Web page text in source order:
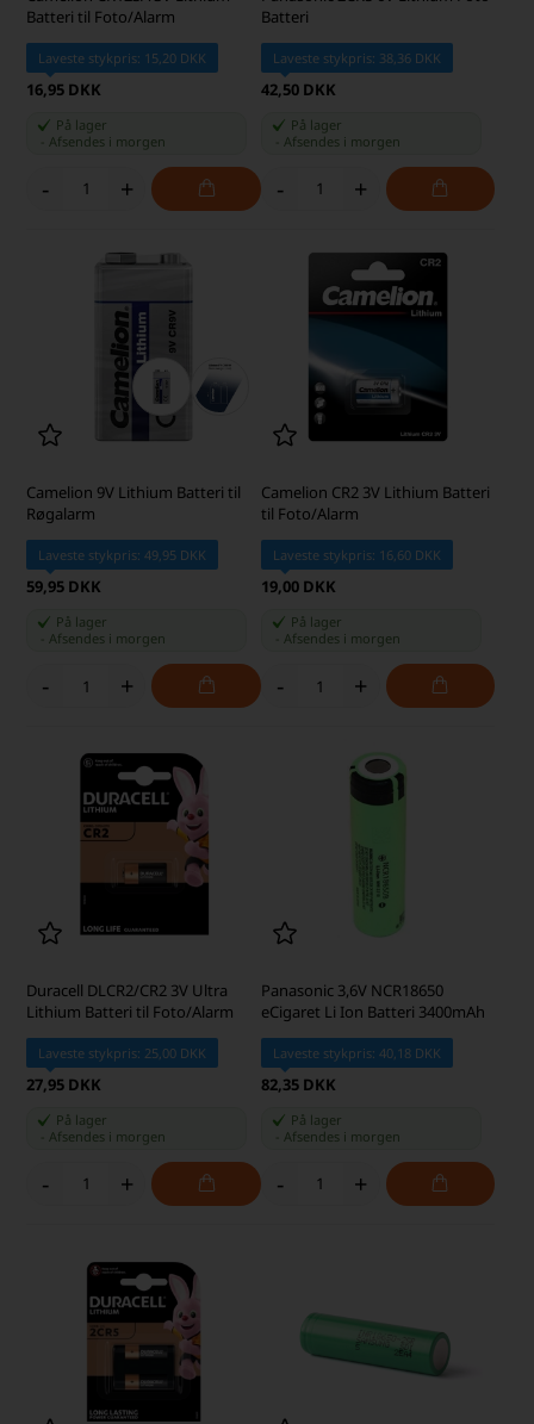
Batteri til Foto/Alarm
Laveste stykpris: 15,20 DKK
16,95 DKK
På lager
Afsendes i morgen
- +
Batteri
Laveste stykpris: 38,36 DKK
42,50 DKK
På lager
Afsendes i morgen
- +
Camelion 9V Lithium Batteri til
Røgalarm
Laveste stykpris: 49,95 DKK
59,95 DKK
På lager
-Afsendes i morgen
- +
Camelion CR2 3V Lithium Batteri
til Foto/Alarm
Laveste stykpris: 16,60 DKK
19,00 DKK
På lager
Afsendes i morgen
- +
Duracell DLCR2/CR2 3V Ultra
Lithium Batteri til Foto/Alarm
Laveste stykpris: 25,00 DKK
27,95 DKK
På lager
Afsendes i morgen
- +
Panasonic 3,6V NCR18650
eCigaret Li Ion Batteri 3400mAh
Laveste stykpris: 40,18 DKK
82,35 DKK
På lager
Afsendes i morgen
- +